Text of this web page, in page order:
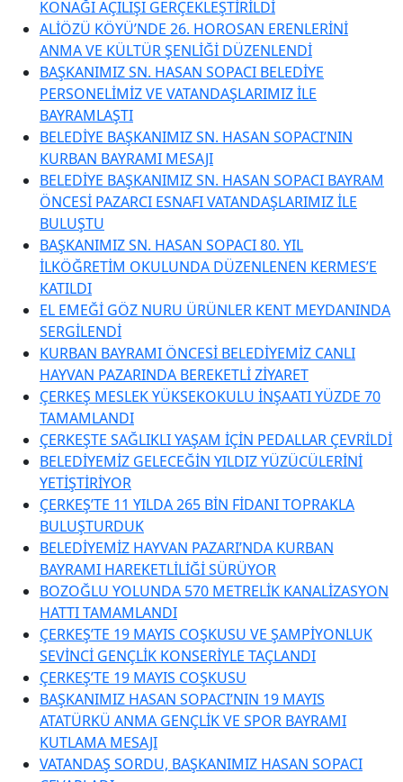
KONAĞI AÇILIŞI GERÇEKLEŞTİRİLDİ
ALİÖZÜ KÖYÜ’NDE 26. HOROSAN ERENLERİNİ
ANMA VE KÜLTÜR ŞENLİĞİ DÜZENLENDİ
BAŞKANIMIZ SN. HASAN SOPACI BELEDİYE
PERSONELİMİZ VE VATANDAŞLARIMIZ İLE
BAYRAMLAŞTI
BELEDİYE BAŞKANIMIZ SN. HASAN SOPACI’NIN
KURBAN BAYRAMI MESAJI
BELEDİYE BAŞKANIMIZ SN. HASAN SOPACI BAYRAM
ÖNCESİ PAZARCI ESNAFI VATANDAŞLARIMIZ İLE
BULUŞTU
BAŞKANIMIZ SN. HASAN SOPACI 80. YIL
İLKÖĞRETİM OKULUNDA DÜZENLENEN KERMES’E
KATILDI
EL EMEĞİ GÖZ NURU ÜRÜNLER KENT MEYDANINDA
SERGİLENDİ
KURBAN BAYRAMI ÖNCESİ BELEDİYEMİZ CANLI
HAYVAN PAZARINDA BEREKETLİ ZİYARET
ÇERKEŞ MESLEK YÜKSEKOKULU İNŞAATI YÜZDE 70
TAMAMLANDI
ÇERKEŞTE SAĞLIKLI YAŞAM İÇİN PEDALLAR ÇEVRİLDİ
BELEDİYEMİZ GELECEĞİN YILDIZ YÜZÜCÜLERİNİ
YETİŞTİRİYOR
ÇERKEŞ’TE 11 YILDA 265 BİN FİDANI TOPRAKLA
BULUŞTURDUK
BELEDİYEMİZ HAYVAN PAZARI’NDA KURBAN
BAYRAMI HAREKETLİLİĞİ SÜRÜYOR
BOZOĞLU YOLUNDA 570 METRELİK KANALİZASYON
HATTI TAMAMLANDI
ÇERKEŞ’TE 19 MAYIS COŞKUSU VE ŞAMPİYONLUK
SEVİNCİ GENÇLİK KONSERİYLE TAÇLANDI
ÇERKEŞ’TE 19 MAYIS COŞKUSU
BAŞKANIMIZ HASAN SOPACI’NIN 19 MAYIS
ATATÜRKÜ ANMA GENÇLİK VE SPOR BAYRAMI
KUTLAMA MESAJI
VATANDAŞ SORDU, BAŞKANIMIZ HASAN SOPACI